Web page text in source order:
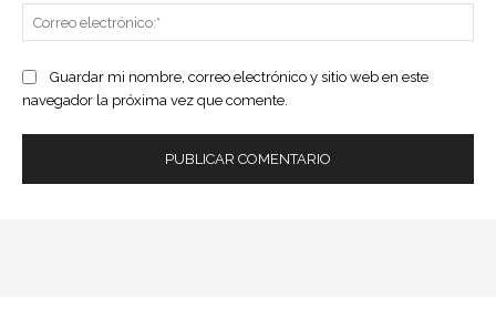
Guardar mi nombre, correo electrónico y sitio web en este
navegador la próxima vez que comente.